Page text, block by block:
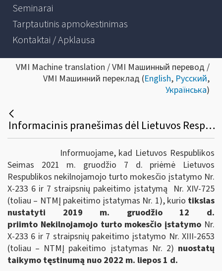
Seminarai
Tarptautinis apmokestinimas
Kontaktai / Apklausa
VMI Machine translation / VMI Машинный перевод /
VMI Машинний переклад (English, Русский,
Українська)
Informacinis pranešimas dėl Lietuvos Respublikos nekilnojamojo turto mokesčio įstatymo nuostatų pakeitimo
Informuojame, kad Lietuvos Respublikos
Seimas 2021 m. gruodžio 7 d. priėmė Lietuvos
Respublikos nekilnojamojo turto mokesčio įstatymo Nr.
X-233 6 ir 7 straipsnių pakeitimo įstatymą Nr. XIV-725
(toliau – NTMĮ pakeitimo įstatymas Nr. 1), kurio tikslas
nustatyti 2019 m. gruodžio 12 d.
priimto Nekilnojamojo turto mokesčio įstatymo Nr.
X-233 6 ir 7 straipsnių pakeitimo įstatymo Nr. XIII-2653
(toliau – NTMĮ pakeitimo įstatymas Nr. 2) nuostatų
taikymo tęstinumą nuo 2022 m. liepos 1 d.